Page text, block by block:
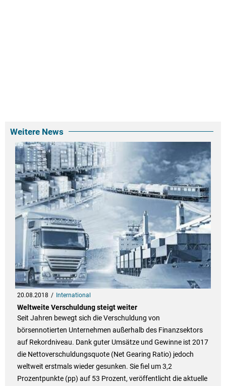
Weitere News
20.08.2018 International
Weltweite Verschuldung steigt weiter
Seit Jahren bewegt sich die Verschuldung von
börsennotierten Unternehmen außerhalb des Finanzsektors
auf Rekordniveau. Dank guter Umsätze und Gewinne ist 2017
die Nettoverschuldungsquote (Net Gearing Ratio) jedoch
weltweit erstmals wieder gesunken. Sie fiel um 3,2
Prozentpunkte (pp) auf 53 Prozent, veröffentlicht die aktuelle